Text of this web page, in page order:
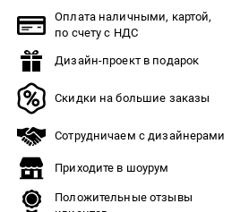
Оплата наличными, картой,
по счету с НДС
Дизайн-проект в подарок
Скидки на большие заказы
Сотрудничаем с дизайнерами
Приходите в шоурум
Положительные отзывы